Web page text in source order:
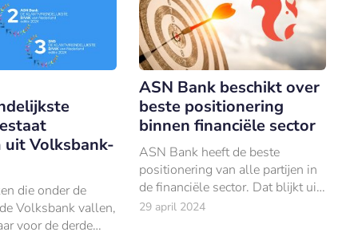
uit Volksbank-
die onder de
Volksbank vallen,
voor de derde
ASN Bank beschikt over
beste positionering
binnen financiële sector
ASN Bank heeft de beste
positionering van alle partijen in
de financiële sector. Dat blijkt uit
het onderzoek ‘Uitblinkers
29 april 2024